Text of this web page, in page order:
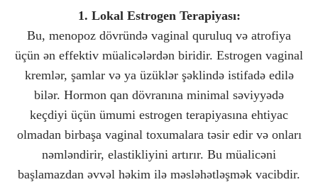
1. Lokal Estrogen Terapiyası:
Bu, menopoz dövründə vaginal quruluq və atrofiya
üçün ən effektiv müalicələrdən biridir. Estrogen vaginal
kremlər, şamlar və ya üzüklər şəklində istifadə edilə
bilər. Hormon qan dövranına minimal səviyyədə
keçdiyi üçün ümumi estrogen terapiyasına ehtiyac
olmadan birbaşa vaginal toxumalara təsir edir və onları
nəmləndirir, elastikliyini artırır. Bu müalicəni
başlamazdan əvvəl həkim ilə məsləhətləşmək vacibdir.